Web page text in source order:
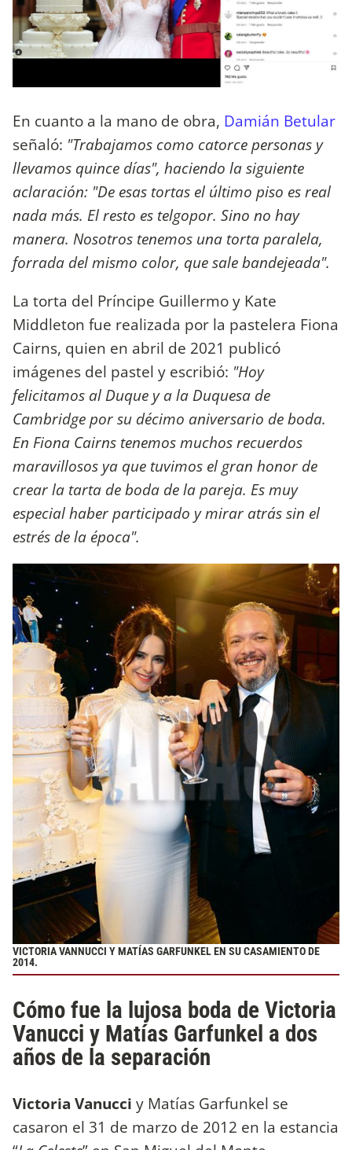
En cuanto a la mano de obra, Damián Betular
señaló: "Trabajamos como catorce personas y
llevamos quince días", haciendo la siguiente
aclaración: "De esas tortas el último piso es real
nada más. El resto es telgopor. Sino no hay
manera. Nosotros tenemos una torta paralela,
forrada del mismo color, que sale bandejeada".
La torta del Príncipe Guillermo y Kate
Middleton fue realizada por la pastelera Fiona
Cairns, quien en abril de 2021 publicó
imágenes del pastel y escribió: "Hoy
felicitamos al Duque y a la Duquesa de
Cambridge por su décimo aniversario de boda.
En Fiona Cairns tenemos muchos recuerdos
maravillosos ya que tuvimos el gran honor de
crear la tarta de boda de la pareja. Es muy
especial haber participado y mirar atrás sin el
estrés de la época".
VICTORIA VANNUCCI Y MATÍAS GARFUNKEL EN SU CASAMIENTO DE
2014.
Cómo fue la lujosa boda de Victoria
Vanucci y Matías Garfunkel a dos
años de la separación
Victoria Vanucci y Matías Garfunkel se
casaron el 31 de marzo de 2012 en la estancia